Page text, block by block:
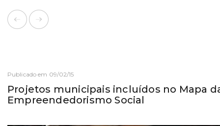
Publicado em 09/02/15
Projetos municipais incluídos no Mapa
Empreendedorismo Social